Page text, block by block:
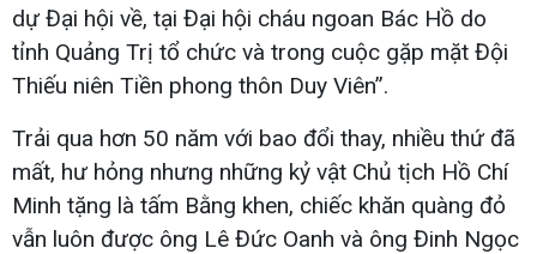
dự Đại hội về, tại Đại hội cháu ngoan Bác Hồ do
tỉnh Quảng Trị tổ chức và trong cuộc gặp mặt Đội
Thiếu niên Tiền phong thôn Duy Viên”.
Trải qua hơn 50 năm với bao đổi thay, nhiều thứ đã
mất, hư hỏng nhưng những kỷ vật Chủ tịch Hồ Chí
Minh tặng là tấm Bằng khen, chiếc khăn quàng đỏ
vẫn luôn được ông Lê Đức Oanh và ông Đinh Ngọc